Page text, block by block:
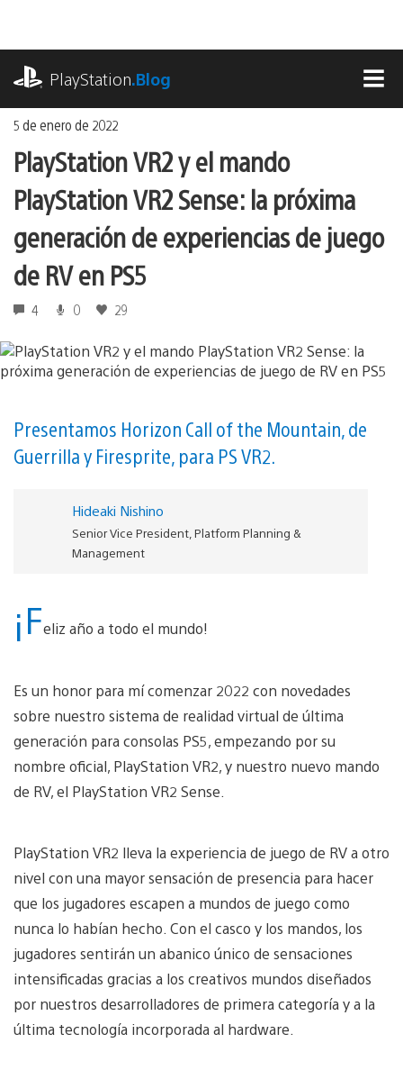
contenido
PlayStation.Blog
5 de enero de 2022
PlayStation VR2 y el mando
PlayStation VR2 Sense: la próxima
generación de experiencias de juego
de RV en PS5
4 0 29
Presentamos Horizon Call of the Mountain, de
Guerrilla y Firesprite, para PS VR2.
Hideaki Nishino
Senior Vice President, Platform Planning &
Management
¡Feliz año a todo el mundo!
Es un honor para mí comenzar 2022 con novedades
sobre nuestro sistema de realidad virtual de última
generación para consolas PS5, empezando por su
nombre oficial, PlayStation VR2, y nuestro nuevo mando
de RV, el PlayStation VR2 Sense.
PlayStation VR2 lleva la experiencia de juego de RV a otro
nivel con una mayor sensación de presencia para hacer
que los jugadores escapen a mundos de juego como
nunca lo habían hecho. Con el casco y los mandos, los
jugadores sentirán un abanico único de sensaciones
intensificadas gracias a los creativos mundos diseñados
por nuestros desarrolladores de primera categoría y a la
última tecnología incorporada al hardware.